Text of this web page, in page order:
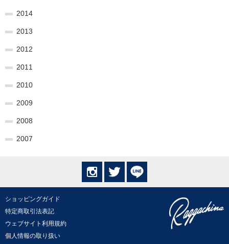
2014
2013
2012
2011
2010
2009
2008
2007
ショッピングガイド
特定商取引法表記
ウェブサイト利用規約
個人情報の取り扱い